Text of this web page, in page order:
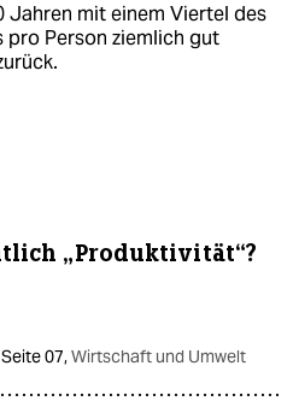
Jahren mit einem Viertel des
pro Person ziemlich gut
„Produktivität“?
Seite 07,Wirtschaft und Umwelt